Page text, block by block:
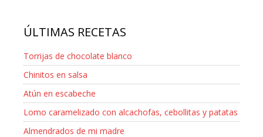
ÚLTIMAS RECETAS
Torrijas de chocolate blanco
Chinitos en salsa
Atún en escabeche
Lomo caramelizado con alcachofas, cebollitas y patatas
Almendrados de mi madre